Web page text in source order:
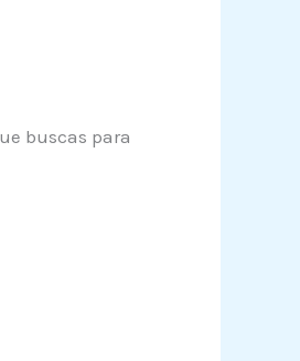
buscas para